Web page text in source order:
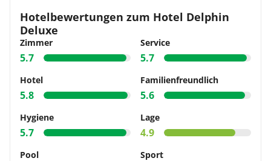
Hotelbewertungen zum Hotel Delphin
Deluxe
Zimmer
5.7
Service
5.7
Hotel
5.8
Familienfreundlich
5.6
Hygiene
5.7
Lage
4.9
Pool Sport